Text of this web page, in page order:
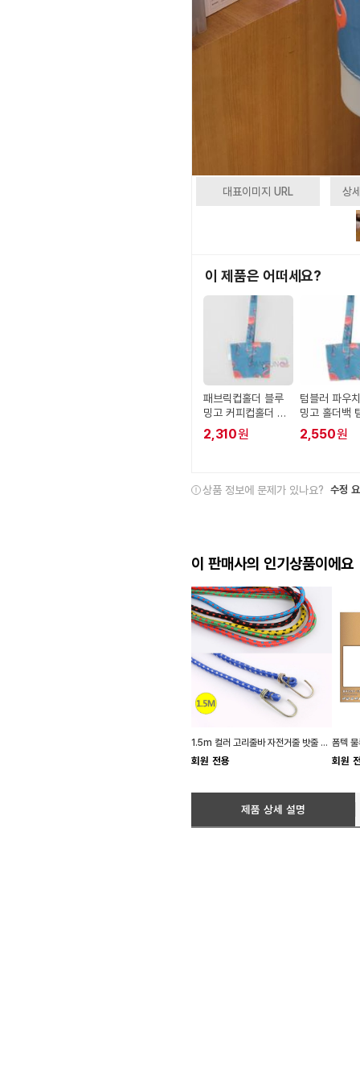
대표이미지 URL 상
이 제품은 어떠세요?
패브릭컵홀더 블루
밍고 커피컵홀더 홀
더백 테이크아웃컵
가방 컵홀더백 커피
2,310원
텀블러 파우
밍고 홀더백
가방
2,550원
상품 정보에 문제가 있나요? 수정
이 판매사의 인기상품이에요
1.5m 컬러 고리줄바 자전거줄 밧줄 로프 자전거끈 탄
회원 전용 회원
제품 상세 설명